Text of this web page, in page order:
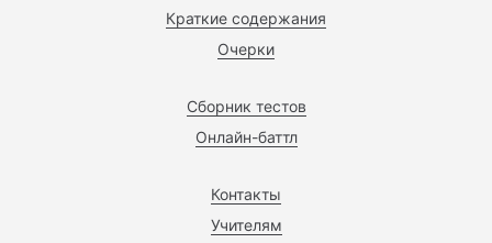
Краткие содержания
Очерки
Сборник тестов
Онлайн-баттл
Контакты
Учителям